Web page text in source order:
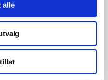
allefalske